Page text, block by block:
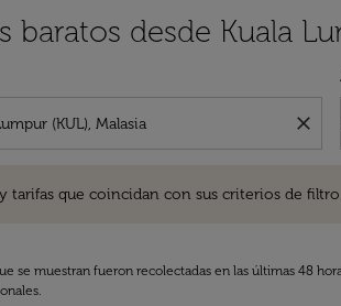
baratos desde Kuala
close
tarifas que coincidan con sus criterios de
se muestran fueron recolectadas en las últimas 48